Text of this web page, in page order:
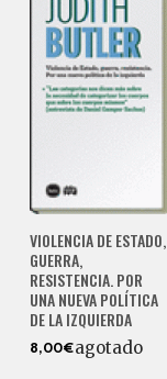
VIOLENCIA DE ESTADO,
GUERRA,
RESISTENCIA. POR
UNA NUEVA POLÍTICA
DE LA IZQUIERDA
8,00€agotado